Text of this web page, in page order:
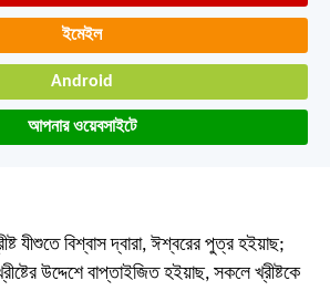
ইমেইল
Android
আপনার ওয়েবসাইটে
যীশুতে বিশ্বাস দ্বারা, ঈশ্বরের পুত্র হইয়াছ;
উদ্দেশে বাপ্তাইজিত হইয়াছ, সকলে খ্রীষ্টকে